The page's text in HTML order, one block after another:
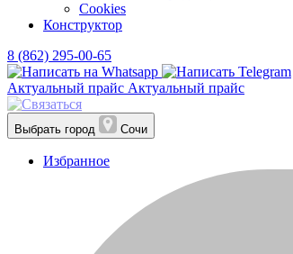
Cookies
Конструктор
8 (862) 295-00-65
Актуальный прайс Актуальный прайс
Выбрать город Сочи
Избранное